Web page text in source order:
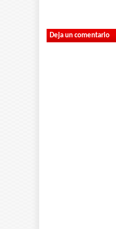
Deja un comentario